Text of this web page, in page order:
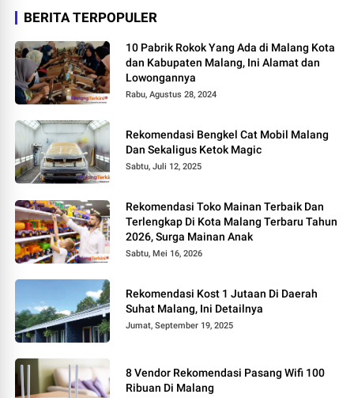
BERITA TERPOPULER
10 Pabrik Rokok Yang Ada di Malang Kota
dan Kabupaten Malang, Ini Alamat dan
Lowongannya
Rabu, Agustus 28, 2024
Rekomendasi Bengkel Cat Mobil Malang
Dan Sekaligus Ketok Magic
Sabtu, Juli 12, 2025
Rekomendasi Toko Mainan Terbaik Dan
Terlengkap Di Kota Malang Terbaru Tahun
2026, Surga Mainan Anak
Sabtu, Mei 16, 2026
Rekomendasi Kost 1 Jutaan Di Daerah
Suhat Malang, Ini Detailnya
Jumat, September 19, 2025
8 Vendor Rekomendasi Pasang Wifi 100
Ribuan Di Malang